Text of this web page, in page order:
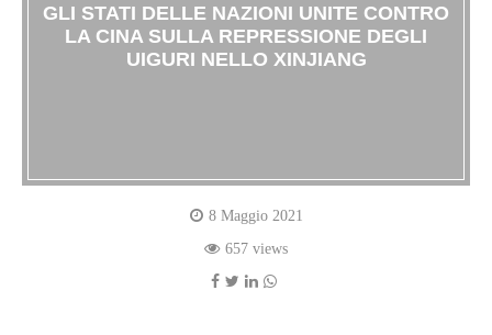
GLI STATI DELLE NAZIONI UNITE CONTRO
LA CINA SULLA REPRESSIONE DEGLI
UIGURI NELLO XINJIANG
8 Maggio 2021
657 views